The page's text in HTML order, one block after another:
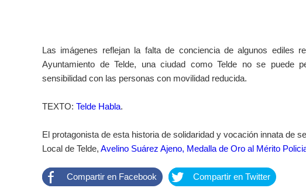
Las imágenes reflejan la falta de conciencia de algunos ediles
Ayuntamiento de Telde, una ciudad como Telde no se puede
sensibilidad con las personas con movilidad reducida.
TEXTO: Telde Habla.
El protagonista de esta historia de solidaridad y vocación innata de
Local de Telde, Avelino Suárez Ajeno, Medalla de Oro al Mérito
Compartir en Facebook Compartir en Twitter